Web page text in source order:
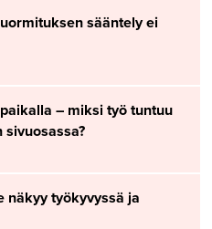
sääntely ei
– miksi työ tuntuu
näkyy työkyvyssä ja